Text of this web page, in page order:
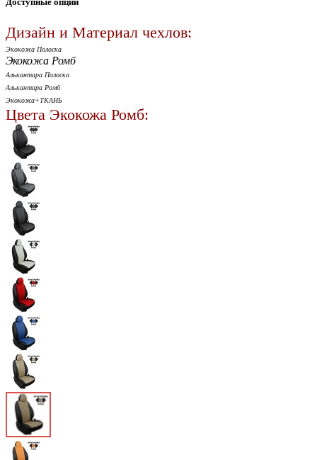
Дизайн и Материал чехлов:
Экокожа Полоска
Экокожа Ромб
Алькантара Полоска
Алькантара Ромб
Экокожа+ТКАНЬ
Цвета Экокожа Ромб: